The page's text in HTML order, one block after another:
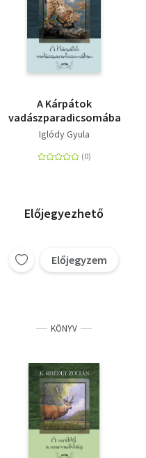
A Kárpátok
vadászparadicsomában
Iglódy Gyula
Előjegyezhető
Előjegyzem
KÖNYV